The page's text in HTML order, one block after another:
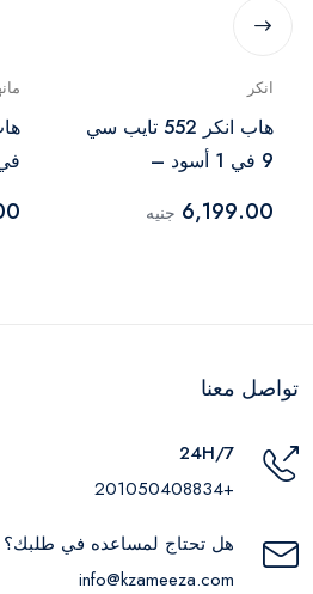
انكر
هاب انكر 552 تايب سي
9 في 1 أسود –
6,199.00 جنيه
في 1 فضي –
تواصل معنا
24H/7
+201050408834
هل تحتاج لمساعده في طلبك؟
info@kzameeza.com